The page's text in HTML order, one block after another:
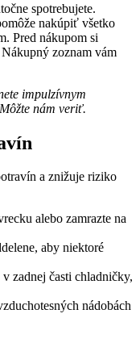
spotrebujete.
nakúpiť všetko
Pred nákupom si
zoznam vám
impulzívnym
nám veriť.
a znižuje riziko
alebo zamrazte na
aby niektoré
zadnej časti chladničky,
nádobách